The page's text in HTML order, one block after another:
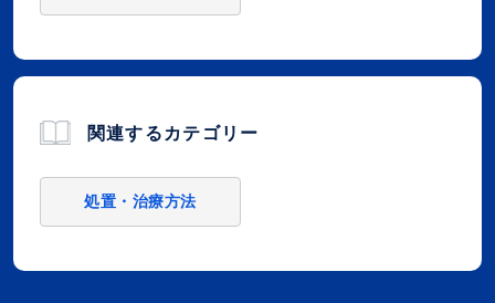
関連するカテゴリー
処置・治療方法